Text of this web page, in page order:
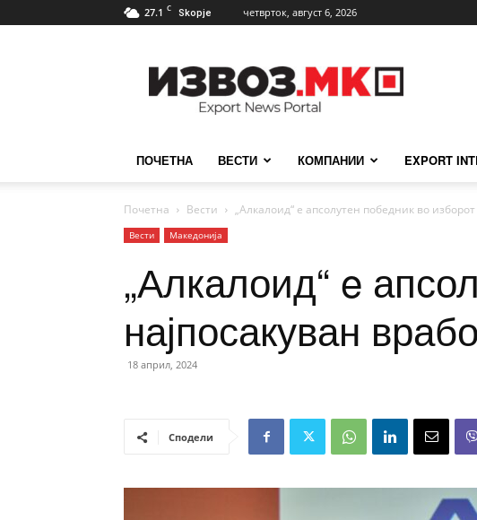
27.1 C Skopje четврток, август 6, 2026
ПОЧЕТНА ВЕСТИ КОМПАНИИ EXPORT
Почетна Вести „Алкалоид“ e апсолутен победник во
Вести Македонија
„Алкалоид“ e
најпосакуван
18 април, 2024
Сподели